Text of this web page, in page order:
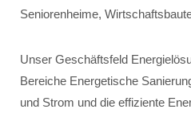
Seniorenheime,
Unser Geschäftsfeld
Bereiche Energetische
und Strom und die effiziente